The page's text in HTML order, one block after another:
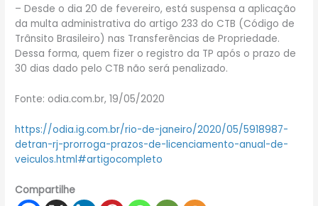
– Desde o dia 20 de fevereiro, está suspensa a aplicação
da multa administrativa do artigo 233 do CTB (Código de
Trânsito Brasileiro) nas Transferências de Propriedade.
Dessa forma, quem fizer o registro da TP após o prazo de
30 dias dado pelo CTB não será penalizado.
Fonte: odia.com.br, 19/05/2020
https://odia.ig.com.br/rio-de-janeiro/2020/05/5918987-
detran-rj-prorroga-prazos-de-licenciamento-anual-de-
veiculos.html#artigocompleto
Compartilhe